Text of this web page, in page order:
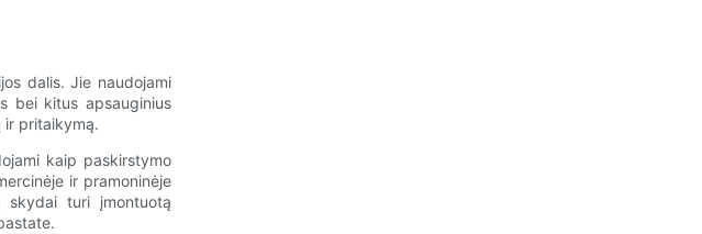
dalis. Jie naudojami
bei kitus apsauginius
ir pritaikymą.
kaip paskirstymo
ir pramoninėje
skydai turi įmontuotą